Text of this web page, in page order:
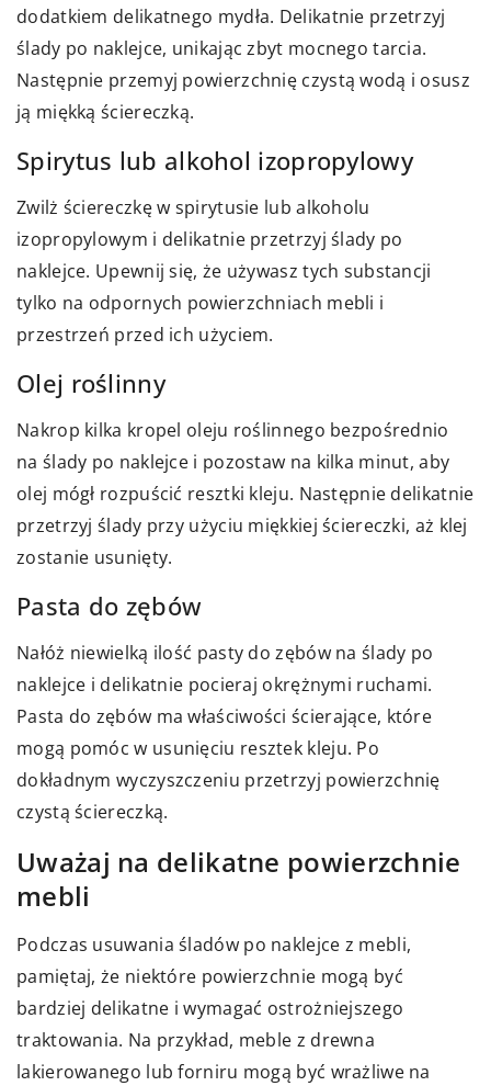
dodatkiem delikatnego mydła. Delikatnie przetrzyj
ślady po naklejce, unikając zbyt mocnego tarcia.
Następnie przemyj powierzchnię czystą wodą i osusz
ją miękką ściereczką.
Spirytus lub alkohol izopropylowy
Zwilż ściereczkę w spirytusie lub alkoholu
izopropylowym i delikatnie przetrzyj ślady po
naklejce. Upewnij się, że używasz tych substancji
tylko na odpornych powierzchniach mebli i
przestrzeń przed ich użyciem.
Olej roślinny
Nakrop kilka kropel oleju roślinnego bezpośrednio
na ślady po naklejce i pozostaw na kilka minut, aby
olej mógł rozpuścić resztki kleju. Następnie delikatnie
przetrzyj ślady przy użyciu miękkiej ściereczki, aż klej
zostanie usunięty.
Pasta do zębów
Nałóż niewielką ilość pasty do zębów na ślady po
naklejce i delikatnie pocieraj okrężnymi ruchami.
Pasta do zębów ma właściwości ścierające, które
mogą pomóc w usunięciu resztek kleju. Po
dokładnym wyczyszczeniu przetrzyj powierzchnię
czystą ściereczką.
Uważaj na delikatne powierzchnie
mebli
Podczas usuwania śladów po naklejce z mebli,
pamiętaj, że niektóre powierzchnie mogą być
bardziej delikatne i wymagać ostrożniejszego
traktowania. Na przykład, meble z drewna
lakierowanego lub forniru mogą być wrażliwe na